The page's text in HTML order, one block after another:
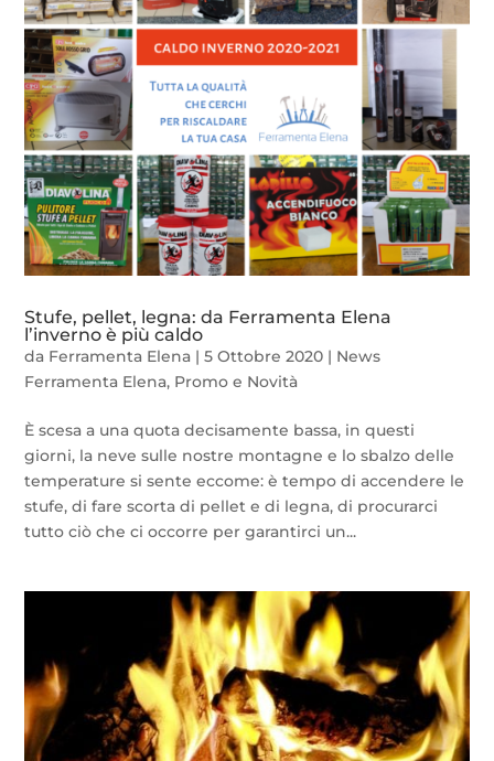
Stufe, pellet, legna: da Ferramenta Elena
l’inverno è più caldo
da Ferramenta Elena |5 Ottobre 2020 | News
Ferramenta Elena, Promo e Novità
È scesa a una quota decisamente bassa, in questi
giorni, la neve sulle nostre montagne e lo sbalzo delle
temperature si sente eccome: è tempo di accendere le
stufe, di fare scorta di pellet e di legna, di procurarci
tutto ciò che ci occorre per garantirci un...